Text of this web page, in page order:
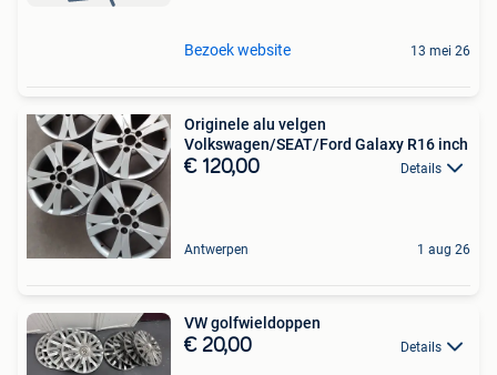
Bezoek website 13 mei 26
Originele alu velgen
Volkswagen/SEAT/Ford Galaxy R16 inch
€ 120,00 Details
Antwerpen 1 aug 26
VW golfwieldoppen
€ 20,00 Details